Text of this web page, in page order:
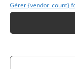
Gérer {vendor_count}